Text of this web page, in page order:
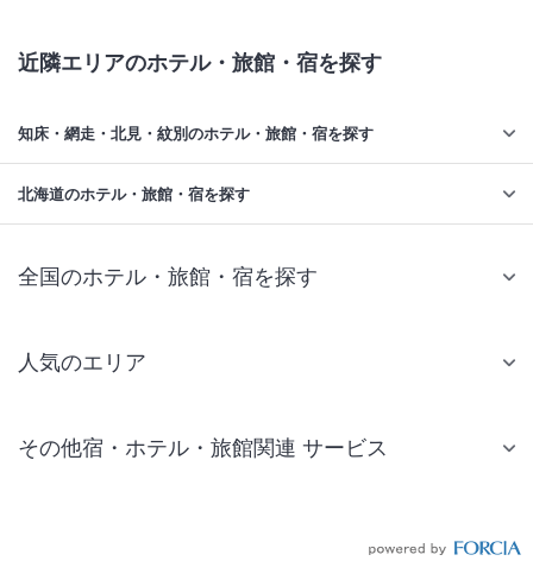
近隣エリアのホテル・旅館・宿を探す
知床・網走・北見・紋別のホテル・旅館・宿を探す
北海道のホテル・旅館・宿を探す
全国のホテル・旅館・宿を探す
人気のエリア
仙台 ホテル
その他宿・ホテル・旅館関連 サービス